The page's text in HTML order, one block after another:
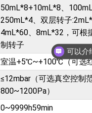
50mL*8+10mL*8、
250mL*4、双层转子
4mL*60、8mL*32，可根
制转子
室温+5℃~+100℃（可选
≤12mbar（可选真空控制
800~1200Pa）
0~9999h59min